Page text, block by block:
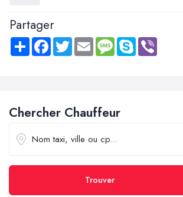
Partager
Share FacebookTwitter Email MessageSkype
Chercher Chauffeur
Trouver